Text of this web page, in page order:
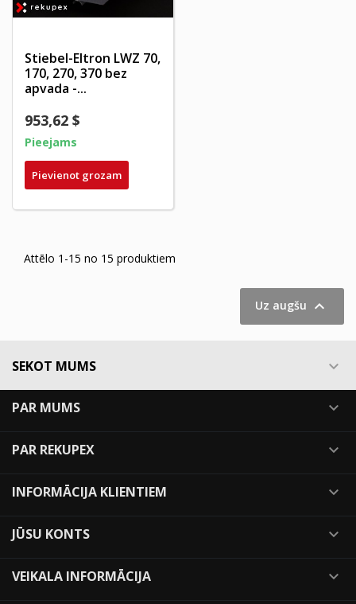
Stiebel-Eltron LWZ 70,
170, 270, 370 bez
apvada -...
953,62 $
Pieejams
Pievienot grozam
Attēlo 1-15 no 15 produktiem
Uz augšu 
SEKOT MUMS 
PAR MUMS 
PAR REKUPEX 
INFORMĀCIJA KLIENTIEM 
JŪSU KONTS 
VEIKALA INFORMĀCIJA 